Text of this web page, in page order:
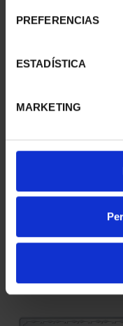
PREFERENCIAS
ESTADÍSTICA
MARKETING
GOYA (2021)
COLECCIÓN...